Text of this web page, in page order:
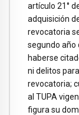
artículo 21°
adquisición
revocatoria
segundo año
haberse
ni delitos
revocatoria;
al TUPA
figura su